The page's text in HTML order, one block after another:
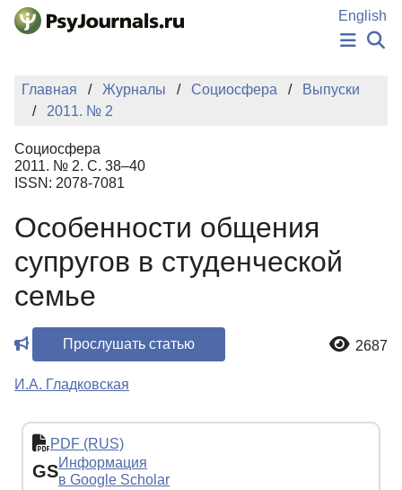
Перейти к основному содержанию
English
НОВОСТИ
Главная Журналы Социосфера
Выпуски
2011. № 2
Социосфера
2011. № 2. С. 38–40
ISSN: 2078-7081
Особенности общения
супругов в студенческой
семье
Прослушать статью 2687
И.А. Гладковская
PDF (RUS)
GSИнформация
в Google Scholar